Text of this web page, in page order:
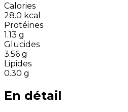
Calories
28.0 kcal
Protéines
1.13 g
Glucides
3.56 g
Lipides
0.30 g
En détail